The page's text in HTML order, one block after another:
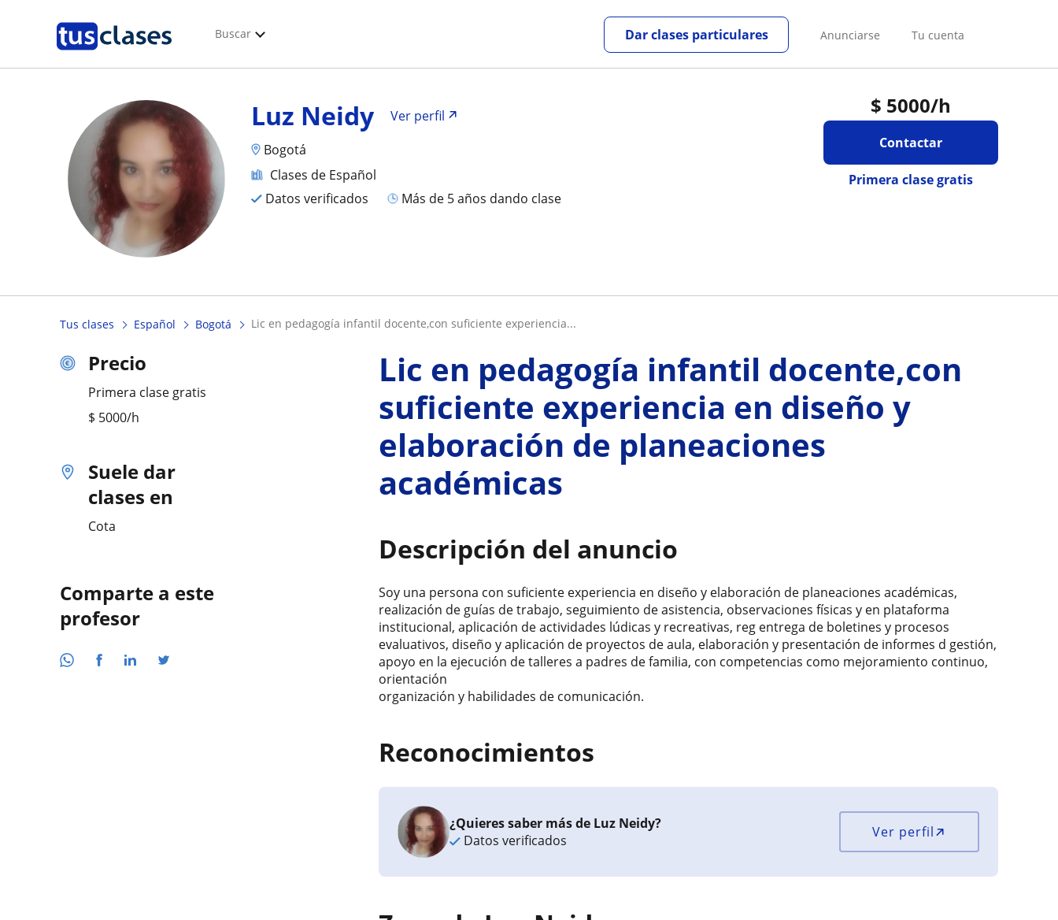
Buscar Anunciarse Tu cuenta
Dar clases particulares
$ 5000/h
Contactar
Primera clase gratis
Luz Neidy
Ver perfil
Bogotá
Clases de Español
Datos verificados
más de 5 años dando clase
Tus clases Español Bogotá lic en pedagogía infantil docente,con suficiente experiencia...
Precio
Primera clase gratis
$ 5000/h
Suele dar
clases en
Cota
Comparte a este
profesor
Lic en pedagogía infantil docente,con
suficiente experiencia en diseño y
elaboración de planeaciones
académicas
Descripción del anuncio
Soy una persona con suficiente experiencia en diseño y elaboración de planeaciones académicas,
realización de guías de trabajo, seguimiento de asistencia, observaciones físicas y en plataforma
institucional, aplicación de actividades lúdicas y recreativas, reg entrega de boletines y procesos
evaluativos, diseño y aplicación de proyectos de aula, elaboración y presentación de informes d gestión,
apoyo en la ejecución de talleres a padres de familia, con competencias como mejoramiento continuo,
orientación
organización y habilidades de comunicación.
Reconocimientos
¿Quieres saber más de Luz Neidy?
Datos verificados
Ver perfil